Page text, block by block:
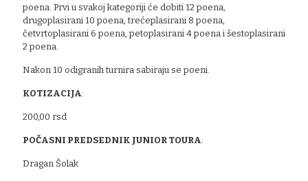
poena. Prvi u svakoj kategoriji će dobiti 12 poena,
drugoplasirani 10 poena, trećeplasirani 8 poena,
četvrtoplasirani 6 poena, petoplasirani 4 poena i šestoplasirani
2 poena.
Nakon 10 odigranih turnira sabiraju se poeni.
KOTIZACIJA:
200,00 rsd
POČASNI PREDSEDNIK JUNIOR TOURA:
Dragan Šolak